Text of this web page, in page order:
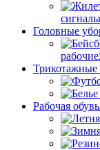
Головные
рабочие
Трикотажные
Рабочая